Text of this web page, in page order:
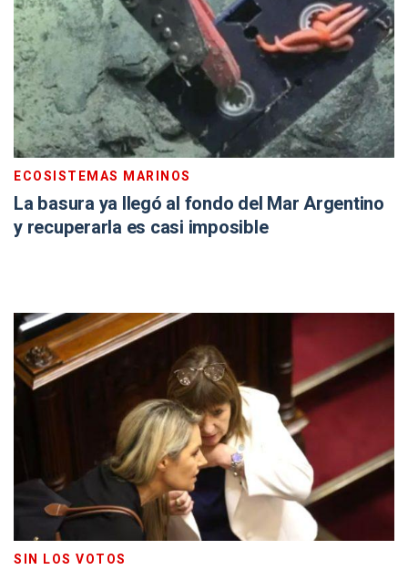
ECOSISTEMAS MARINOS
La basura ya llegó al fondo del Mar Argentino
y recuperarla es casi imposible
SIN LOS VOTOS